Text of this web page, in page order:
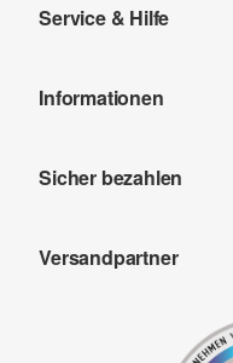
Service & Hilfe
Informationen
Sicher bezahlen
Versandpartner